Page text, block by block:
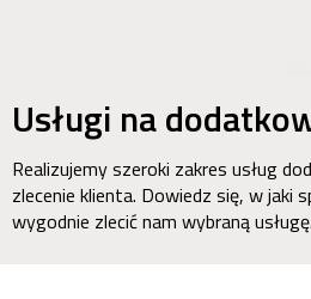
Usługi na
Realizujemy szeroki zakres usług
zlecenie klienta. Dowiedz się, w jaki
wygodnie zlecić nam wybraną usługę.